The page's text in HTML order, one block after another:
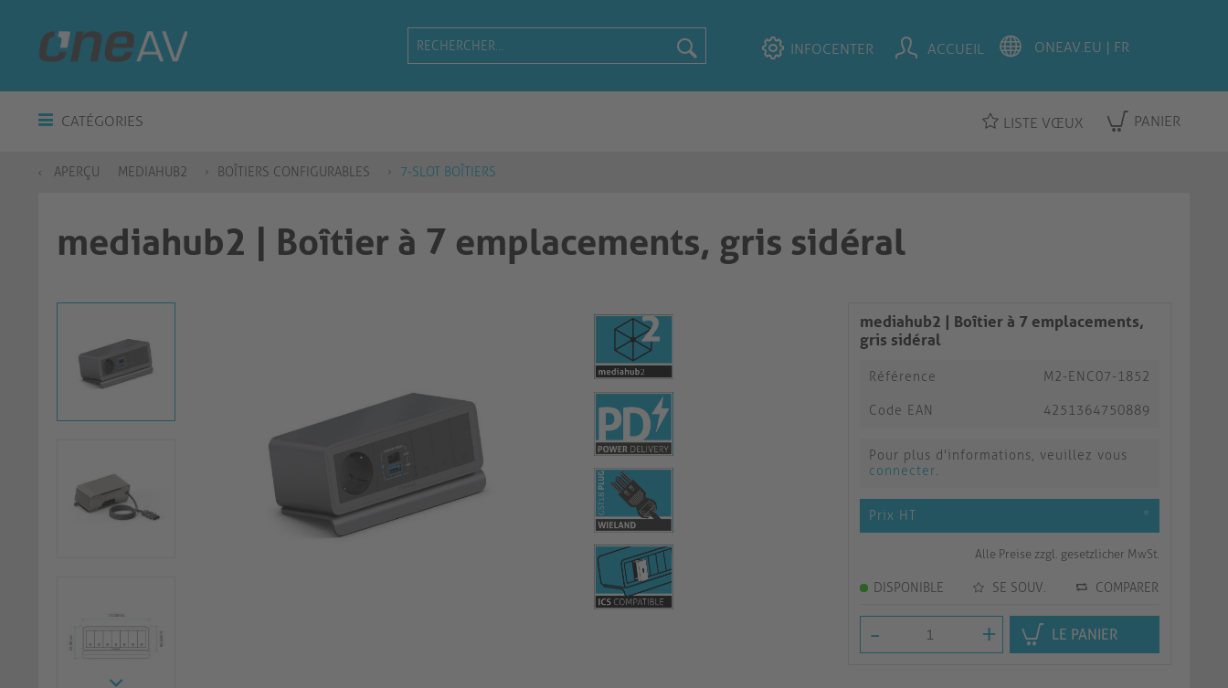
INFOCENTER ACCUEIL
CATÉGORIES LISTE VŒUX PANIER
APERÇU MEDIAHUB2 BOÎTIERS CONFIGURABLES 7-SLOT BOÎTIERS
mediahub2 | Boîtier à 7 emplacements, gris sidéral
mediahub2 | Boîtier à 7 emplacements,
gris sidéral
Référence M2-ENC07-1852
Code EAN 4251364750889
Pour plus d'informations, veuillez vous
connecter.
Prix HT *
Alle Preise zzgl. gesetzlicher MwSt.
DISPONIBLE SE SOUV. COMPARER
- + LE PANIER